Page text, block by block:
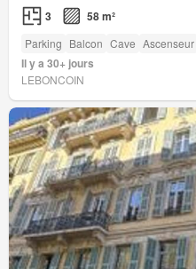
3 58 m²
Parking Balcon Cave Ascenseur
Il y a 30+ jours
LEBONCOIN